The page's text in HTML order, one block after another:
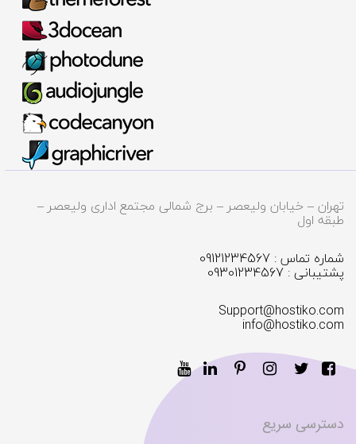
تهران – خیابان ولیعصر – برج شمالی مجتمع اداری ولیعصر –
طبقه اول
شماره تماس : 09121234567
پشتیبانی : 09301234567
Support@hostiko.com
info@hostiko.com
دسترسی سریع